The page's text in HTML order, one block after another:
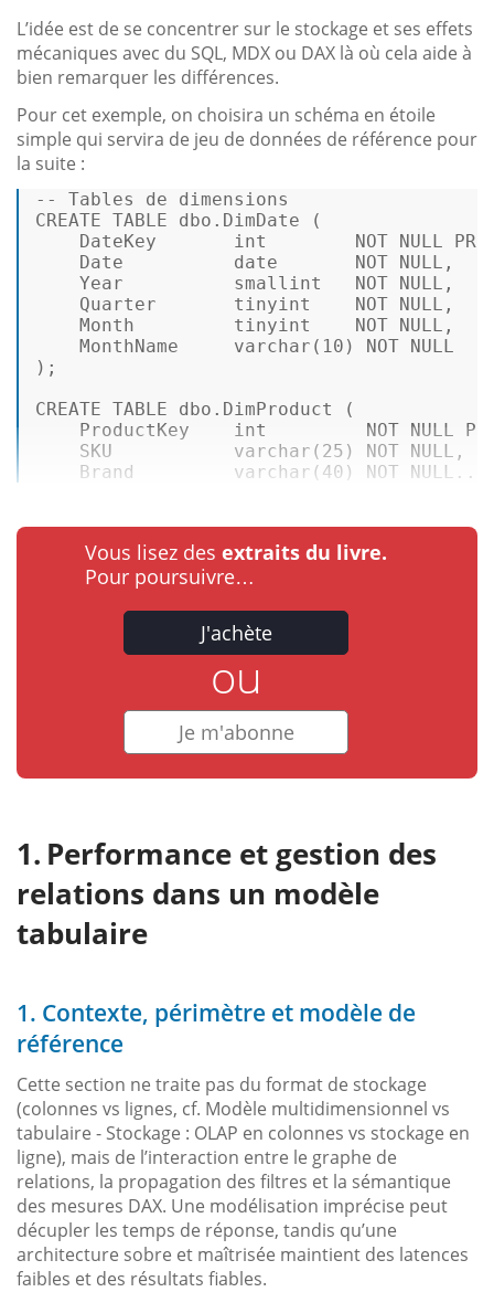
L’idée est de se concentrer sur le stockage et ses effets
mécaniques avec du SQL, MDX ou DAX là où cela aide à
bien remarquer les différences.
Pour cet exemple, on choisira un schéma en étoile
simple qui servira de jeu de données de référence pour
la suite :
-- Tables de dimensions
CREATE TABLE dbo.DimDate (
DateKey int NOT NULL
Date
date NOT NULL ,
Year
smallint NOT NULL ,
Quarter       tinyint NOT NULL ,
Month tinyint NOT NULL ,
MonthName varchar ( 10 ) NOT NULL
);
CREATE TABLE dbo.DimProduct (
ProductKey int NOT NULL
SKU varchar ( 25 ) NOT NULL
Brand varchar ( 40 ) NOT NULL...
Vous lisez des extraits du livre.
Pour poursuivre…
J'achète
ou
Je m'abonne
Performance et gestion des
relations dans un modèle
tabulaire
1. Contexte, périmètre et modèle de
référence
Cette section ne traite pas du format de stockage
(colonnes vs lignes, cf. Modèle multidimensionnel vs
tabulaire - Stockage : OLAP en colonnes vs stockage en
ligne), mais de l’interaction entre le graphe de
relations, la propagation des filtres et la sémantique
des mesures DAX. Une modélisation imprécise peut
décupler les temps de réponse, tandis qu’une
architecture sobre et maîtrisée maintient des latences
faibles et des résultats fiables.